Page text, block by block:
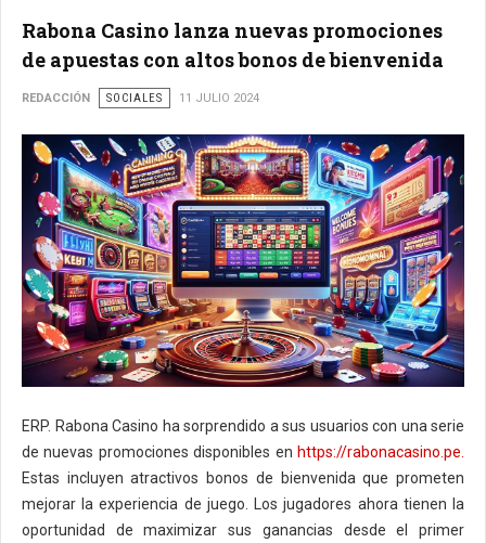
Rabona Casino lanza nuevas promociones
de apuestas con altos bonos de bienvenida
REDACCIÓN SOCIALES 11 JULIO 2024
ERP. Rabona Casino ha sorprendido a sus usuarios con una serie
de nuevas promociones disponibles en https://rabonacasino.pe.
Estas incluyen atractivos bonos de bienvenida que prometen
mejorar la experiencia de juego. Los jugadores ahora tienen la
oportunidad de maximizar sus ganancias desde el primer